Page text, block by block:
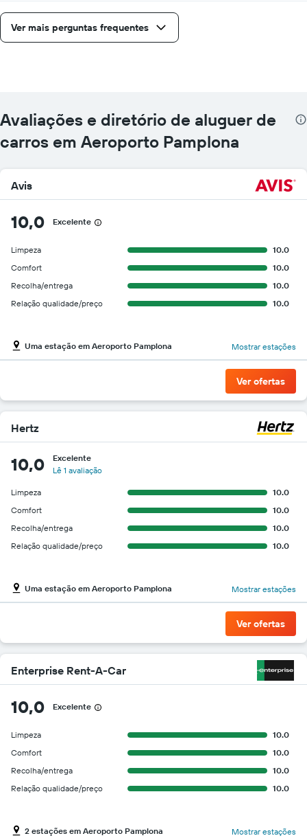
Ver mais perguntas frequentes
Avaliações e diretório de aluguer de
carros em Aeroporto Pamplona
Avis
10,0 Excelente
Limpeza
10.0
Comfort
10.0
Recolha/entrega
10.0
Relação qualidade/preço
10.0
Uma estação em Aeroporto Pamplona Mostrar estações
Ver ofertas
Hertz
10,0
Excelente
Lê 1 avaliação
Limpeza
10.0
Comfort
10.0
Recolha/entrega
10.0
Relação qualidade/preço
10.0
Uma estação em Aeroporto Pamplona Mostrar estações
Ver ofertas
Enterprise Rent-A-Car
10,0 Excelente
Limpeza
10.0
Comfort
10.0
Recolha/entrega
10.0
Relação qualidade/preço
10.0
2 estações em Aeroporto Pamplona Mostrar estações